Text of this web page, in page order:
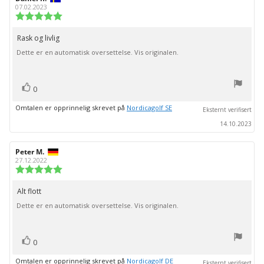
07.02.2023
mulige
Omtaletekst:
Rask og livlig
Dette er en automatisk oversettelse. Vis originalen.
Liker
0
Omtalen er opprinnelig skrevet på Nordicagolf SE
Eksternt verifisert
14.10.2023
Forfatter:
Peter M.
27.12.2022
mulige
Omtaletekst:
Alt flott
Dette er en automatisk oversettelse. Vis originalen.
Liker
0
Omtalen er opprinnelig skrevet på Nordicagolf DE